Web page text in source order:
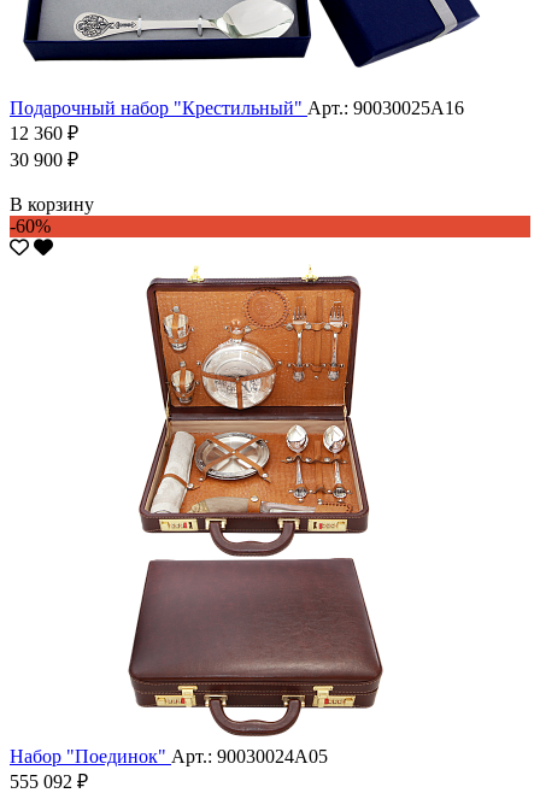
Подарочный набор "Крестильный" Арт.: 90030025А16
12 360 ₽
30 900 ₽
В корзину
-60%
Набор "Поединок" Арт.: 90030024А05
555 092 ₽